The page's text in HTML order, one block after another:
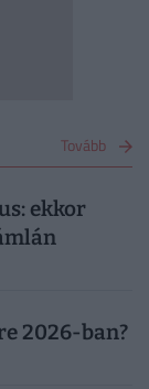
Tovább
ekkor
2026-ban?